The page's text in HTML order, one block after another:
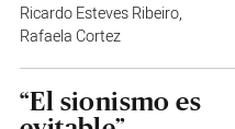
Ricardo Esteves Ribeiro,
Rafaela Cortez
“El sionismo es